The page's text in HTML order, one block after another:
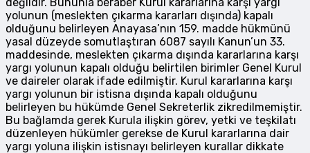
değildir. Bununla beraber Kurul kararlarına karşı yargı
yolunun (meslekten çıkarma kararları dışında) kapalı
olduğunu belirleyen Anayasa’nın 159. madde hükmünü
yasal düzeyde somutlaştıran 6087 sayılı Kanun’un 33.
maddesinde, meslekten çıkarma dışında kararlarına karşı
yargı yolunun kapalı olduğu belirtilen birimler Genel Kurul
ve daireler olarak ifade edilmiştir. Kurul kararlarına karşı
yargı yolunun bir istisna dışında kapalı olduğunu
belirleyen bu hükümde Genel Sekreterlik zikredilmemiştir.
Bu bağlamda gerek Kurula ilişkin görev, yetki ve teşkilatı
düzenleyen hükümler gerekse de Kurul kararlarına dair
yargı yoluna ilişkin istisnayı belirleyen kurallar dikkate